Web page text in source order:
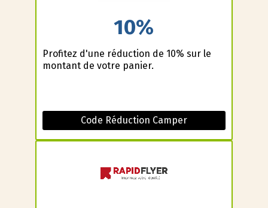
10%
Profitez d'une réduction de 10% sur le
montant de votre panier.
Code Réduction Camper